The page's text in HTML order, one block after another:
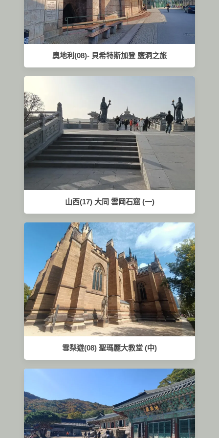
奧地利(08)- 貝希特斯加登 鹽洞之旅
山西(17) 大同 雲岡石窟 (一)
雪梨遊(08) 聖瑪麗大教堂 (中)